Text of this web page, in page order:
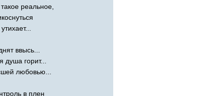
реальное,
ввысь...
горит...
любовью...
в плен